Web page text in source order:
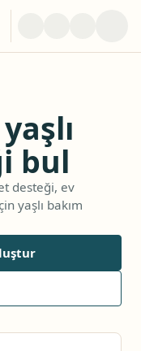
bul
desteği, ev
yaşlı bakım